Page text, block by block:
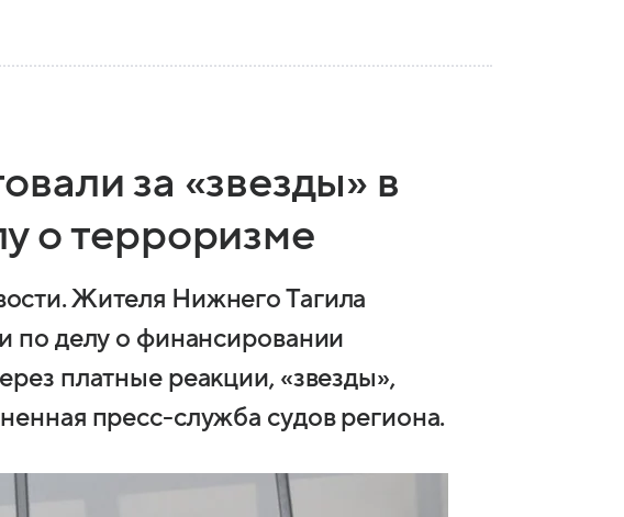
за «звезды» в
о терроризме
Жителя Нижнего Тагила
по делу о финансировании
платные реакции, «звезды»,
пресс-служба судов региона.